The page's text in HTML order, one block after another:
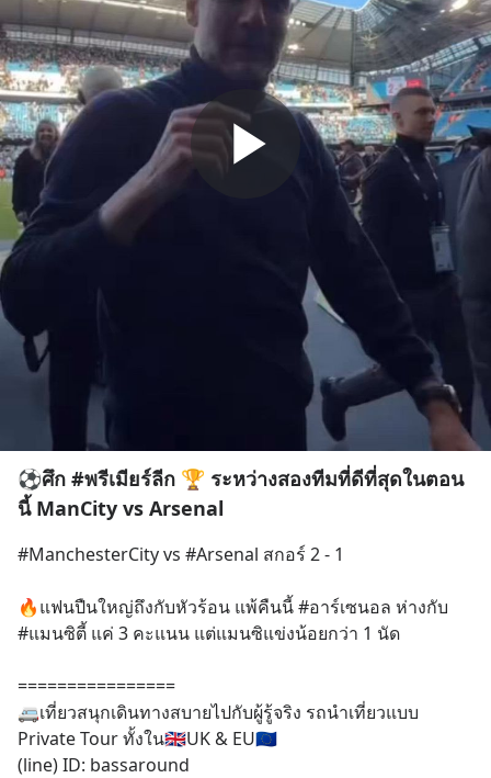
⚽️ศึก #พรีเมียร์ลีก 🏆 ระหว่างสองทีมที่ดีที่สุดในตอน
นี้ ManCity vs Arsenal
#ManchesterCity vs #Arsenal สกอร์ 2 - 1
🔥แฟนปืนใหญ่ถึงกับหัวร้อน แพ้คืนนี้ #อาร์เซนอล ห่างกับ
#แมนซิตี้ แค่ 3 คะแนน แต่แมนซิแข่งน้อยกว่า 1 นัด
================
🚐เที่ยวสนุกเดินทางสบายไปกับผู้รู้จริง รถนำเที่ยวแบบ
Private Tour ทั้งใน🇬🇧UK & EU🇪🇺
(line) ID: bassaround